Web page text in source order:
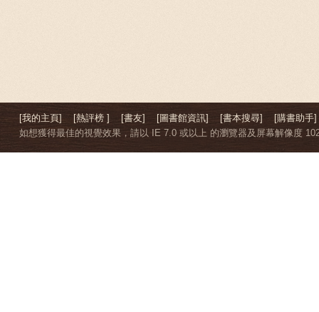
[我的主頁] [熱評榜 ] [書友] [圖書館資訊] [書本搜尋]
[購書助手]
如想獲得最佳的視覺效果，請以 IE 7.0 或以上 的瀏覽器及屏幕解像度